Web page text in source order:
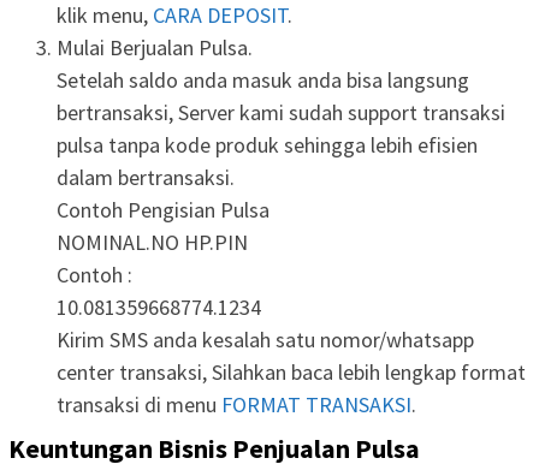
klik menu, CARA DEPOSIT.
Mulai Berjualan Pulsa.
Setelah saldo anda masuk anda bisa langsung
bertransaksi, Server kami sudah support transaksi
pulsa tanpa kode produk sehingga lebih efisien
dalam bertransaksi.
Contoh Pengisian Pulsa
NOMINAL.NO HP.PIN
Contoh :
10.081359668774.1234
Kirim SMS anda kesalah satu nomor/whatsapp
center transaksi, Silahkan baca lebih lengkap format
transaksi di menu FORMAT TRANSAKSI.
Keuntungan Bisnis Penjualan Pulsa